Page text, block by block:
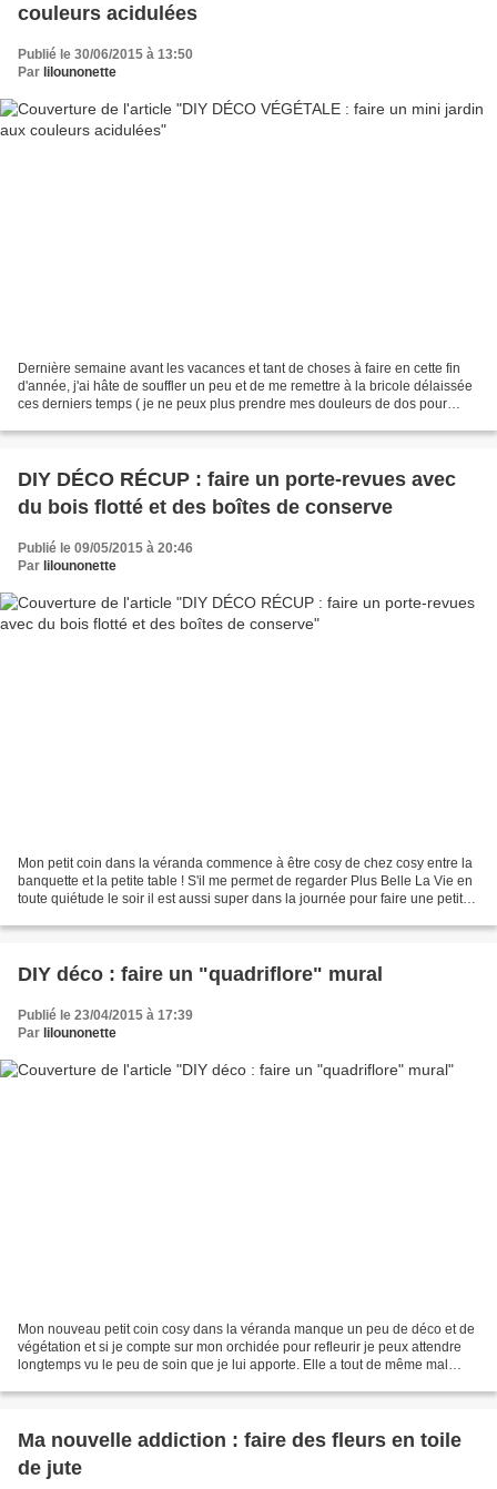
couleurs acidulées
Publié le 30/06/2015 à 13:50
Par lilounonette
Dernière semaine avant les vacances et tant de choses à faire en cette fin
d'année, j'ai hâte de souffler un peu et de me remettre à la bricole délaissée
ces derniers temps ( je ne peux plus prendre mes douleurs de dos pour
DIY DÉCO RÉCUP : faire un porte-revues avec
du bois flotté et des boîtes de conserve
Publié le 09/05/2015 à 20:46
Par lilounonette
Mon petit coin dans la véranda commence à être cosy de chez cosy entre la
banquette et la petite table ! S'il me permet de regarder Plus Belle La Vie en
toute quiétude le soir il est aussi super dans la journée pour faire une petite
DIY déco : faire un "quadriflore" mural
Publié le 23/04/2015 à 17:39
Par lilounonette
Mon nouveau petit coin cosy dans la véranda manque un peu de déco et de
végétation et si je compte sur mon orchidée pour refleurir je peux attendre
longtemps vu le peu de soin que je lui apporte. Elle a tout de même mal
Ma nouvelle addiction : faire des fleurs en toile
de jute